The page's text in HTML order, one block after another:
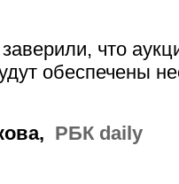
что
обеспечены
РБК daily